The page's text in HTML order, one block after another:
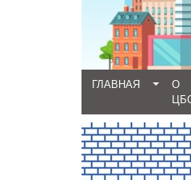
ГЛАВНАЯ
О